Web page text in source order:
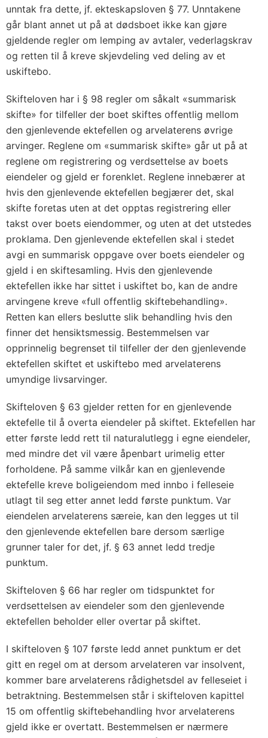
unntak fra dette, jf. ekteskapsloven § 77. Unntakene
går blant annet ut på at dødsboet ikke kan gjøre
gjeldende regler om lemping av avtaler, vederlagskrav
og retten til å kreve skjevdeling ved deling av et
uskiftebo.
Skifteloven har i § 98 regler om såkalt «summarisk
skifte» for tilfeller der boet skiftes offentlig mellom
den gjenlevende ektefellen og arvelaterens øvrige
arvinger. Reglene om «summarisk skifte» går ut på at
reglene om registrering og verdsettelse av boets
eiendeler og gjeld er forenklet. Reglene innebærer at
hvis den gjenlevende ektefellen begjærer det, skal
skifte foretas uten at det opptas registrering eller
takst over boets eiendommer, og uten at det utstedes
proklama. Den gjenlevende ektefellen skal i stedet
avgi en summarisk oppgave over boets eiendeler og
gjeld i en skiftesamling. Hvis den gjenlevende
ektefellen ikke har sittet i uskiftet bo, kan de andre
arvingene kreve «full offentlig skiftebehandling».
Retten kan ellers beslutte slik behandling hvis den
finner det hensiktsmessig. Bestemmelsen var
opprinnelig begrenset til tilfeller der den gjenlevende
ektefellen skiftet et uskiftebo med arvelaterens
umyndige livsarvinger.
Skifteloven § 63 gjelder retten for en gjenlevende
ektefelle til å overta eiendeler på skiftet. Ektefellen har
etter første ledd rett til naturalutlegg i egne eiendeler,
med mindre det vil være åpenbart urimelig etter
forholdene. På samme vilkår kan en gjenlevende
ektefelle kreve boligeiendom med innbo i felleseie
utlagt til seg etter annet ledd første punktum. Var
eiendelen arvelaterens særeie, kan den legges ut til
den gjenlevende ektefellen bare dersom særlige
grunner taler for det, jf. § 63 annet ledd tredje
punktum.
Skifteloven § 66 har regler om tidspunktet for
verdsettelsen av eiendeler som den gjenlevende
ektefellen beholder eller overtar på skiftet.
I skifteloven § 107 første ledd annet punktum er det
gitt en regel om at dersom arvelateren var insolvent,
kommer bare arvelaterens rådighetsdel av felleseiet i
betraktning. Bestemmelsen står i skifteloven kapittel
15 om offentlig skiftebehandling hvor arvelaterens
gjeld ikke er overtatt. Bestemmelsen er nærmere